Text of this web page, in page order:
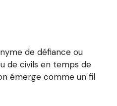
de défiance ou
de civils en temps de
émerge comme un fil